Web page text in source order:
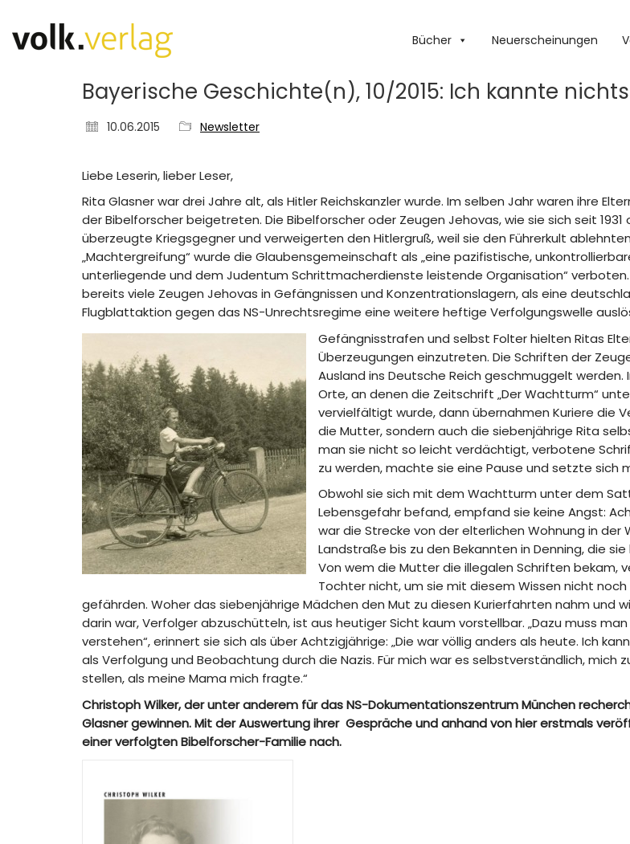
Bücher Neuerscheinungen
Bayerische Geschichte(n), 10/2015: Ich kannte
10.06.2015 Newsletter
Liebe Leserin, lieber Leser,
Rita Glasner war drei Jahre alt, als Hitler Reichskanzler wurde. Im selben Jahr waren ihre
der Bibelforscher beigetreten. Die Bibelforscher oder Zeugen Jehovas, wie sie sich seit
überzeugte Kriegsgegner und verweigerten den Hitlergruß, weil sie den Führerkult
„Machtergreifung“ wurde die Glaubensgemeinschaft als „eine pazifistische,
unterliegende und dem Judentum Schrittmacherdienste leistende Organisation“ verboten.
bereits viele Zeugen Jehovas in Gefängnissen und Konzentrationslagern, als eine
Flugblattaktion gegen das NS-Unrechtsregime eine weitere heftige Verfolgungswelle
Gefängnisstrafen und selbst Folter hielten Ritas
Überzeugungen einzutreten. Die Schriften der
Ausland ins Deutsche Reich geschmuggelt werden.
Orte, an denen die Zeitschrift „Der Wachtturm“
vervielfältigt wurde, dann übernahmen Kuriere die
die Mutter, sondern auch die siebenjährige Rita
man sie nicht so leicht verdächtigt, verbotene
zu werden, machte sie eine Pause und setzte sich
Obwohl sie sich mit dem Wachtturm unter dem
Lebensgefahr befand, empfand sie keine Angst:
war die Strecke von der elterlichen Wohnung in der
Landstraße bis zu den Bekannten in Denning, die
Von wem die Mutter die illegalen Schriften bekam,
Tochter nicht, um sie mit diesem Wissen nicht noch
gefährden. Woher das siebenjährige Mädchen den Mut zu diesen Kurierfahrten nahm und
darin war, Verfolger abzuschütteln, ist aus heutiger Sicht kaum vorstellbar. „Dazu muss
verstehen“, erinnert sie sich als über Achtzigjährige: „Die war völlig anders als heute. Ich
als Verfolgung und Beobachtung durch die Nazis. Für mich war es selbstverständlich, mich
stellen, als meine Mama mich fragte.“
Christoph Wilker, der unter anderem für das NS-Dokumentationszentrum München
Glasner gewinnen. Mit der Auswertung ihrer Gespräche und anhand von hier erstmals
einer verfolgten Bibelforscher-Familie nach.